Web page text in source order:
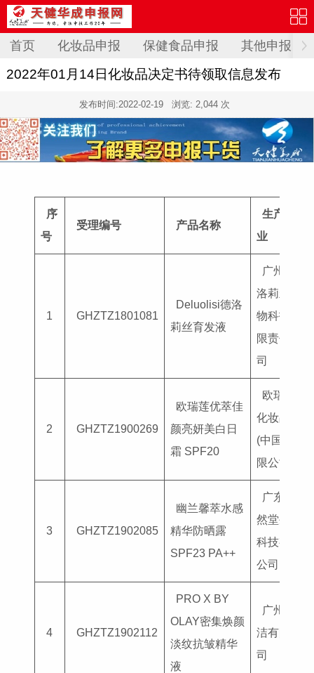
首页 化妆品申报 保健食品申报 其他申报
2022年01月14日化妆品决定书待领取信息发布
发布时间:2022-02-19 浏览: 2,044 次
序
号
受理编号 产品名称
生产企
业
1 GHZTZ1801081
Deluolisi德洛
莉丝育发液
广州德
洛莉丝生
物科技有
限责任公
司
2 GHZTZ1900269
欧瑞莲优萃佳
颜亮妍美白日
霜 SPF20
欧瑞莲
化妆品
(中国)有
限公司
3 GHZTZ1902085
幽兰馨萃水感
精华防晒露
SPF23 PA++
广东博
然堂生物
科技有限
公司
4 GHZTZ1902112
PRO X BY
OLAY密集焕颜
淡纹抗皱精华
液
广州宝
洁有限公
司